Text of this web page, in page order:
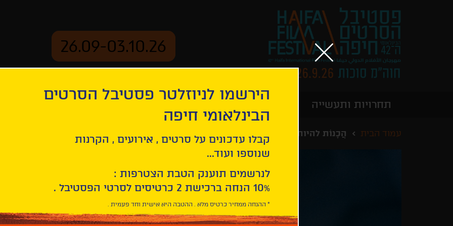
26.09-03.10.26
תחרויות ותעשייה
עמוד הבית הֲכָנוֹת להיות יחד לזמן בלתי ידוע
הירשמו לניוזלטר פסטיבל הסרטים
הבינלאומי חיפה
קבלו עדכונים על סרטים , אירועים , הקרנות
שנוספו ועוד...
לנרשמים תוענק הטבת הצטרפות :
10% הנחה ברכישת 2 כרטיסים לסרטי הפסטיבל .
* ההנחה ממחיר כרטיס מלא . ההטבה היא אישית וחד פעמית .